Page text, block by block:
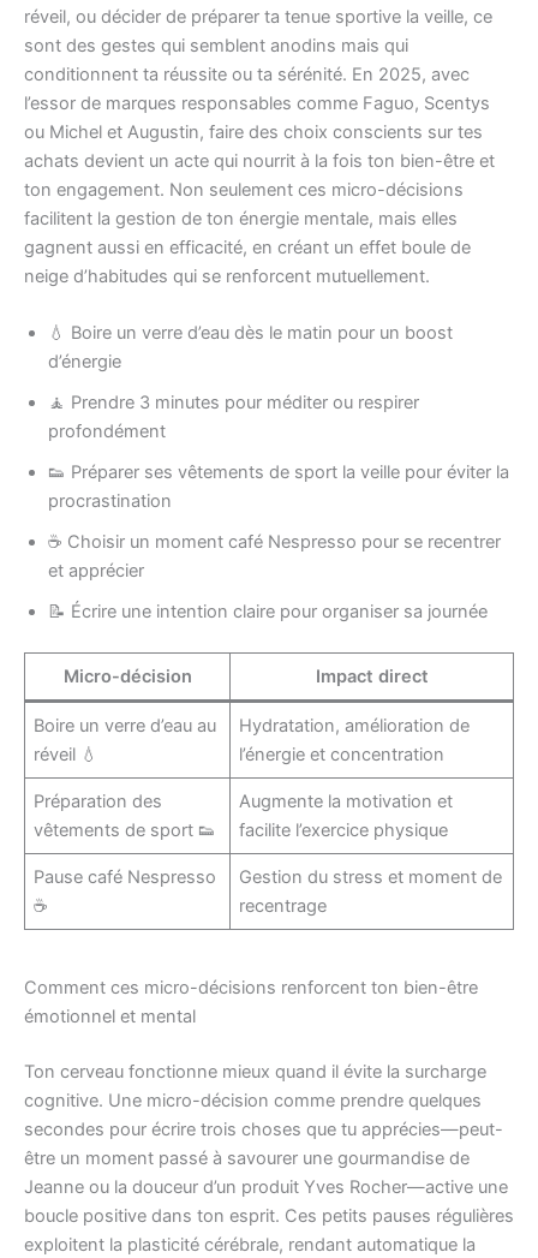
réveil, ou décider de préparer ta tenue sportive la veille, ce
sont des gestes qui semblent anodins mais qui
conditionnent ta réussite ou ta sérénité. En 2025, avec
l’essor de marques responsables comme Faguo, Scentys
ou Michel et Augustin, faire des choix conscients sur tes
achats devient un acte qui nourrit à la fois ton bien-être et
ton engagement. Non seulement ces micro-décisions
facilitent la gestion de ton énergie mentale, mais elles
gagnent aussi en efficacité, en créant un effet boule de
neige d’habitudes qui se renforcent mutuellement.
💧 Boire un verre d’eau dès le matin pour un boost
d’énergie
🧘 Prendre 3 minutes pour méditer ou respirer
profondément
👟 Préparer ses vêtements de sport la veille pour éviter la
procrastination
☕ Choisir un moment café Nespresso pour se recentrer
et apprécier
📝 Écrire une intention claire pour organiser sa journée
Micro-décision Impact direct
Boire un verre d’eau au
réveil 💧
Hydratation, amélioration de
l’énergie et concentration
Préparation des
vêtements de sport 👟
Augmente la motivation et
facilite l’exercice physique
Pause café Nespresso
☕
Gestion du stress et moment de
recentrage
Comment ces micro-décisions renforcent ton bien-être
émotionnel et mental
Ton cerveau fonctionne mieux quand il évite la surcharge
cognitive. Une micro-décision comme prendre quelques
secondes pour écrire trois choses que tu apprécies—peut-
être un moment passé à savourer une gourmandise de
Jeanne ou la douceur d’un produit Yves Rocher—active une
boucle positive dans ton esprit. Ces petits pauses régulières
exploitent la plasticité cérébrale, rendant automatique la